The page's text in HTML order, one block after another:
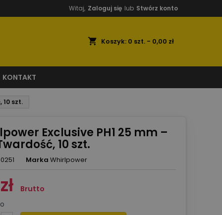
Witaj, Zaloguj się lub Stwórz konto
shopping_cart Koszyk: 0 szt. - 0,00 zł
KONTAKT
10 szt.
Exclusive PH1 25 mm –
10 szt.
Marka Whirlpower
Brutto